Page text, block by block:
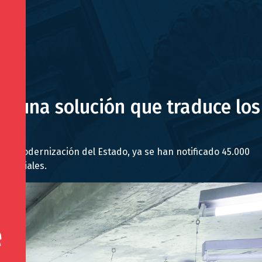
una solución que traduce los
Modernización del Estado, ya se han notificado 45.000